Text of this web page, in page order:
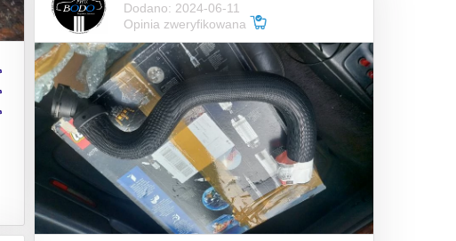
Dodano: 2024-06-11
Opinia zweryfikowana